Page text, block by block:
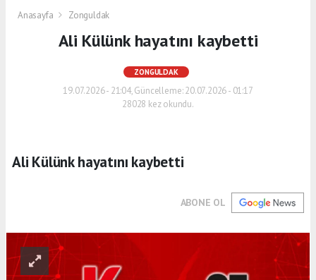
Anasayfa Zonguldak
Ali Külünk hayatını kaybetti
ZONGULDAK
19.07.2026 - 21:04, Güncelleme: 20.07.2026 - 01:17
28028 kez okundu.
Ali Külünk hayatını kaybetti
ABONE OL